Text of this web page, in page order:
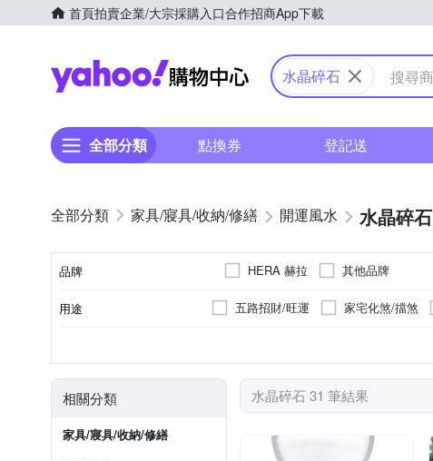
首頁拍賣企業/大宗採購入口合作招商App下載
Yahoo購物中心
水晶碎石
全部分類 點換券 登記送
家具/寢具/收納/修繕 開運風水 水晶碎石
品牌 HERA 赫拉 其他品牌
用途 五路招財/旺運 家宅化煞/擋煞
相關分類
家具/寢具/收納/修繕
水晶碎石 31 筆結果